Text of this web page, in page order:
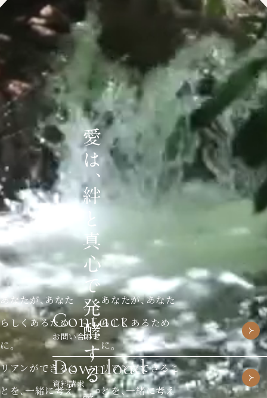
あなたが、あなた
らしくあるため
に。
リアンができるこ
とを、一緒に考え
あなたが、あなた
らしくあるため
に。
リアンができるこ
とを、一緒に考え
Contact
お問い合わせ
Download
資料請求